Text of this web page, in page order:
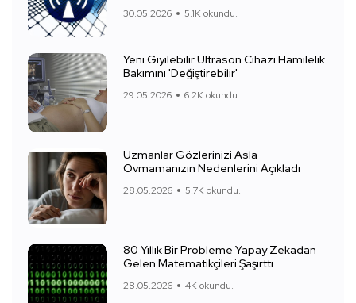
30.05.2026 5.1K okundu.
Yeni Giyilebilir Ultrason Cihazı Hamilelik
Bakımını 'Değiştirebilir'
29.05.2026 6.2K okundu.
Uzmanlar Gözlerinizi Asla
Ovmamanızın Nedenlerini Açıkladı
28.05.2026 5.7K okundu.
80 Yıllık Bir Probleme Yapay Zekadan
Gelen Matematikçileri Şaşırttı
28.05.2026 4K okundu.